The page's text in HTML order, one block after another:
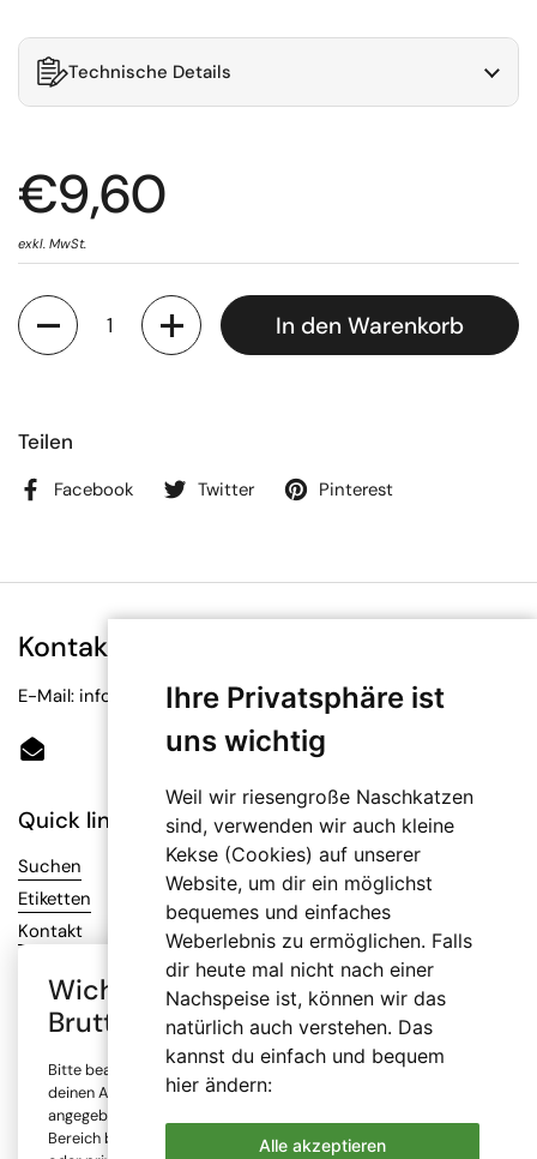
Ihre Privatsphäre ist
uns wichtig
Weil wir riesengroße Naschkatzen
sind, verwenden wir auch kleine
Kekse (Cookies) auf unserer
Website, um dir ein möglichst
bequemes und einfaches
Weberlebnis zu ermöglichen. Falls
dir heute mal nicht nach einer
Nachspeise ist, können wir das
natürlich auch verstehen. Das
kannst du einfach und bequem
hier ändern:
Alle akzeptieren
Technische Details
€9,60
exkl. MwSt.
Anzahl
In den Warenkorb
Teilen
Facebook Twitter Pinterest
Kontakt
E-Mail: info@bioetiketten.at
Email
Quick links
Suchen
Etiketten
Kontakt
Infos
Datenschutz
Impressum
Versand
Wichtiger Hinweis: Auswahl
Brutto- oder Netto-Preise
Bitte beachte, dass alle Preise in unserem Online-Shop je nach
deinen Angaben mit oder ohne Mehrwertsteuer (MwSt.)
angegeben sind. Die Mehrwertsteuer wird erst im Checkout-
Bereich berechnet. Bitte wähle, ob du den Shop gewerblich